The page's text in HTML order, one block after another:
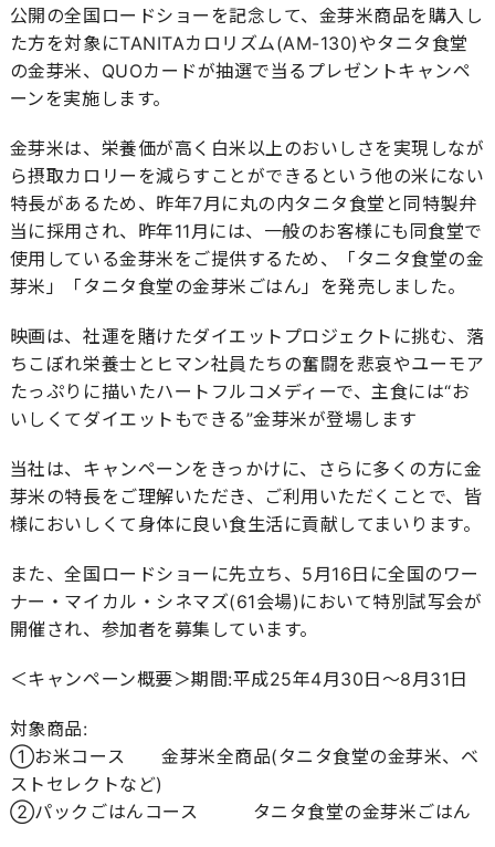
公開の全国ロードショーを記念して、金芽米商品を購入し
た方を対象にTANITAカロリズム(AM-130)やタニタ食堂
の金芽米、QUOカードが抽選で当るプレゼントキャンペ
ーンを実施します。
金芽米は、栄養価が高く白米以上のおいしさを実現しなが
ら摂取カロリーを減らすことができるという他の米にない
特長があるため、昨年7月に丸の内タニタ食堂と同特製弁
当に採用され、昨年11月には、一般のお客様にも同食堂で
使用している金芽米をご提供するため、「タニタ食堂の金
芽米」「タニタ食堂の金芽米ごはん」を発売しました。
映画は、社運を賭けたダイエットプロジェクトに挑む、落
ちこぼれ栄養士とヒマン社員たちの奮闘を悲哀やユーモア
たっぷりに描いたハートフルコメディーで、主食には“お
いしくてダイエットもできる”金芽米が登場します
当社は、キャンペーンをきっかけに、さらに多くの方に金
芽米の特長をご理解いただき、ご利用いただくことで、皆
様においしくて身体に良い食生活に貢献してまいります。
また、全国ロードショーに先立ち、5月16日に全国のワー
ナー・マイカル・シネマズ(61会場)において特別試写会が
開催され、参加者を募集しています。
＜キャンペーン概要＞期間:平成25年4月30日～8月31日
対象商品:
①お米コース 金芽米全商品(タニタ食堂の金芽米、ベ
ストセレクトなど)
②パックごはんコース タニタ食堂の金芽米ごはん